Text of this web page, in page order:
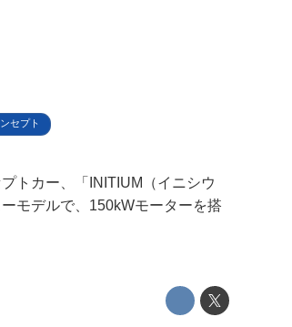
セプト
トカー、「INITIUM（イニシウ
モデルで、150kWモーターを搭